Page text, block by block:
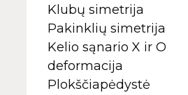
Klubų simetrija
Pakinklių simetrija
Kelio sąnario X ir O
deformacija
Plokščiapėdystė